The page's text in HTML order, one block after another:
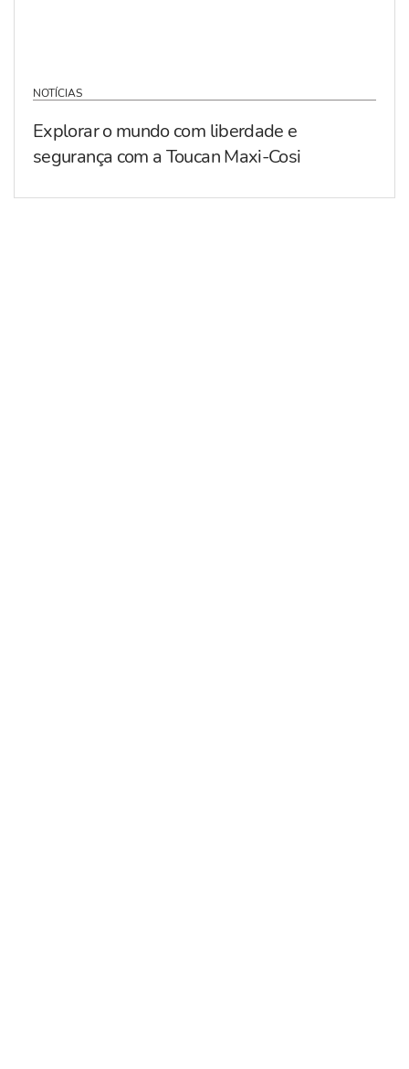
NOTÍCIAS
Explorar o mundo com liberdade e
segurança com a Toucan Maxi-Cosi